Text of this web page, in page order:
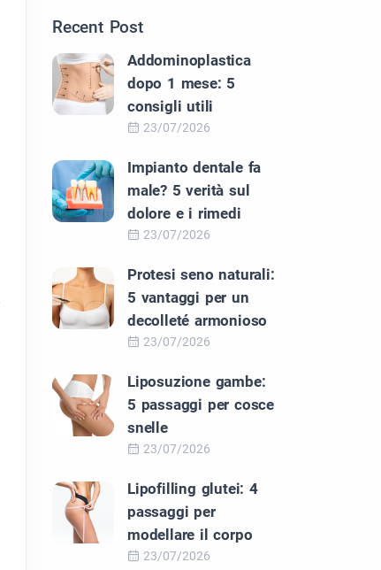
Recent Post
Addominoplastica
dopo 1 mese: 5
consigli utili
23/07/2026
Impianto dentale fa
male? 5 verità sul
dolore e i rimedi
23/07/2026
Protesi seno naturali:
5 vantaggi per un
decolleté armonioso
23/07/2026
Liposuzione gambe:
5 passaggi per cosce
snelle
23/07/2026
Lipofilling glutei: 4
passaggi per
modellare il corpo
23/07/2026